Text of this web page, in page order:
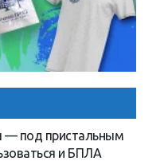
— под пристальным
и БПЛА